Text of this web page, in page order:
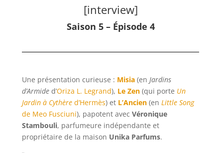
[interview]
Saison 5 – Épisode 4
Une présentation curieuse : Misia (enJardins
d’Armide d’Oriza L. Legrand), Le Zen (qui porte Un
Jardin à Cythère d’Hermès) et L’Ancien (enLittle Song
de Meo Fusciuni), papotent avecVéronique
Stambouli, parfumeure indépendante et
propriétaire de la maison Unika Parfums.